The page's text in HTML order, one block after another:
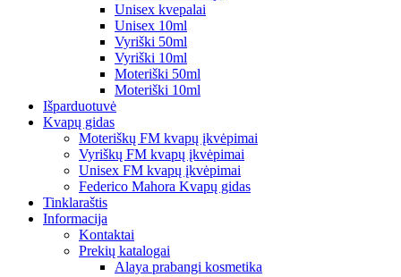
Unisex kvepalai
Unisex 10ml
Vyriški 50ml
Vyriški 10ml
Moteriški 50ml
Moteriški 10ml
Išparduotuvė
Kvapų gidas
Moteriškų FM kvapų įkvėpimai
Vyriškų FM kvapų įkvėpimai
Unisex FM kvapų įkvėpimai
Federico Mahora Kvapų gidas
Tinklaraštis
Informacija
Kontaktai
Prekių katalogai
Alaya prabangi kosmetika